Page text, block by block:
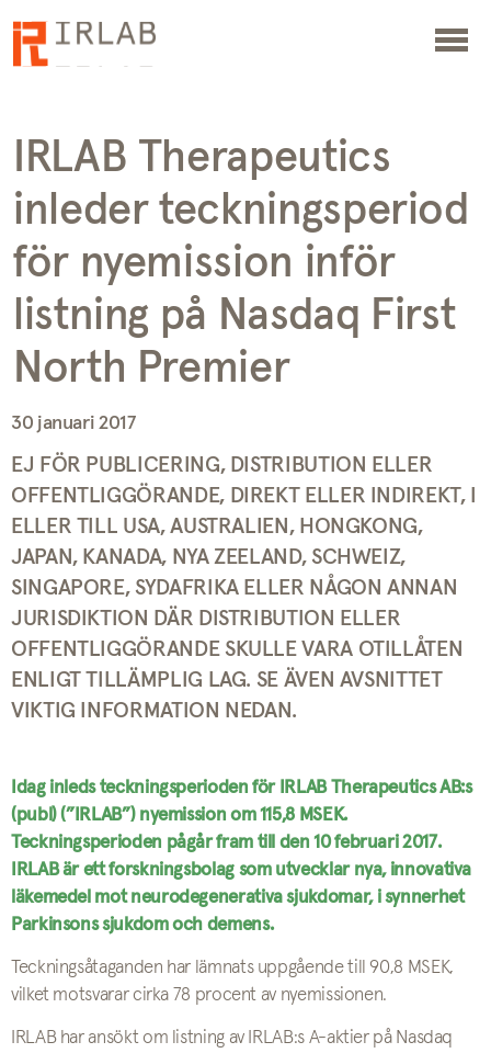
IRLAB Therapeutics
inleder teckningsperiod
för nyemission inför
listning på Nasdaq First
North Premier
30 januari 2017
EJ FÖR PUBLICERING, DISTRIBUTION ELLER
OFFENTLIGGÖRANDE, DIREKT ELLER INDIREKT, I
ELLER TILL USA, AUSTRALIEN, HONGKONG,
JAPAN, KANADA, NYA ZEELAND, SCHWEIZ,
SINGAPORE, SYDAFRIKA ELLER NÅGON ANNAN
JURISDIKTION DÄR DISTRIBUTION ELLER
OFFENTLIGGÖRANDE SKULLE VARA OTILLÅTEN
ENLIGT TILLÄMPLIG LAG. SE ÄVEN AVSNITTET
VIKTIG INFORMATION NEDAN.
Idag inleds teckningsperioden för IRLAB Therapeutics AB:s
(publ) (”IRLAB”) nyemission om 115,8 MSEK.
Teckningsperioden pågår fram till den 10 februari 2017.
IRLAB är ett forskningsbolag som utvecklar nya, innovativa
läkemedel mot neurodegenerativa sjukdomar, i synnerhet
Parkinsons sjukdom och demens.
Teckningsåtaganden har lämnats uppgående till 90,8 MSEK,
vilket motsvarar cirka 78 procent av nyemissionen.
IRLAB har ansökt om listning av IRLAB:s A-aktier på Nasdaq